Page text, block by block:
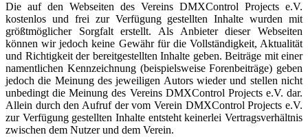
Die auf den Webseiten des Vereins DMXControl Projects e.V.
kostenlos und frei zur Verfügung gestellten Inhalte wurden mit
größtmöglicher Sorgfalt erstellt. Als Anbieter dieser Webseiten
können wir jedoch keine Gewähr für die Vollständigkeit, Aktualität
und Richtigkeit der bereitgestellten Inhalte geben. Beiträge mit einer
namentlichen Kennzeichnung (beispielsweise Forenbeiträge) geben
jedoch die Meinung des jeweiligen Autors wieder und stellen nicht
unbedingt die Meinung des Vereins DMXControl Projects e.V. dar.
Allein durch den Aufruf der vom Verein DMXControl Projects e.V.
zur Verfügung gestellten Inhalte entsteht keinerlei Vertragsverhältnis
zwischen dem Nutzer und dem Verein.